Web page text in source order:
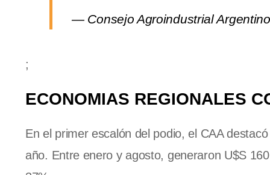
— Consejo Agroindustrial
;
ECONOMIAS REGIONALES
En el primer escalón del podio, el CAA
año. Entre enero y agosto, generaron U$S